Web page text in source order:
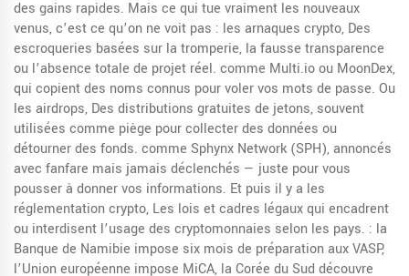
des gains rapides. Mais ce qui tue vraiment les nouveaux
venus, c’est ce qu’on ne voit pas : les arnaques crypto, Des
escroqueries basées sur la tromperie, la fausse transparence
ou l’absence totale de projet réel. comme Multi.io ou MoonDex,
qui copient des noms connus pour voler vos mots de passe. Ou
les airdrops, Des distributions gratuites de jetons, souvent
utilisées comme piège pour collecter des données ou
détourner des fonds. comme Sphynx Network (SPH), annoncés
avec fanfare mais jamais déclenchés — juste pour vous
pousser à donner vos informations. Et puis il y a les
réglementation crypto, Les lois et cadres légaux qui encadrent
ou interdisent l’usage des cryptomonnaies selon les pays. : la
Banque de Namibie impose six mois de préparation aux VASP,
l’Union européenne impose MiCA, la Corée du Sud découvre